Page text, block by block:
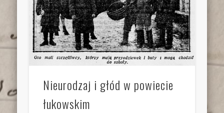
Nieurodzaj i głód w powiecie
łukowskim